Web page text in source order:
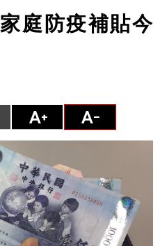
庭防疫補貼今